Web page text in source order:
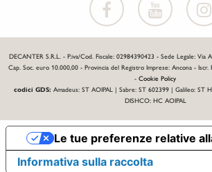
DECANTER S.R.L. - P.iva/Cod. Fiscale: 02984390423 - Sede Legale:
Cap. Soc. euro 10.000,00 - Provincia del Registro Imprese: Ancona - Iscr.
- Cookie Policy
codici GDS: Amadeus: ST AOIPAL | Sabre: ST 602399 | Galileo: ST
DISHCO: HC AOIPAL
Informativa sulla raccolta
Le tue preferenze relative